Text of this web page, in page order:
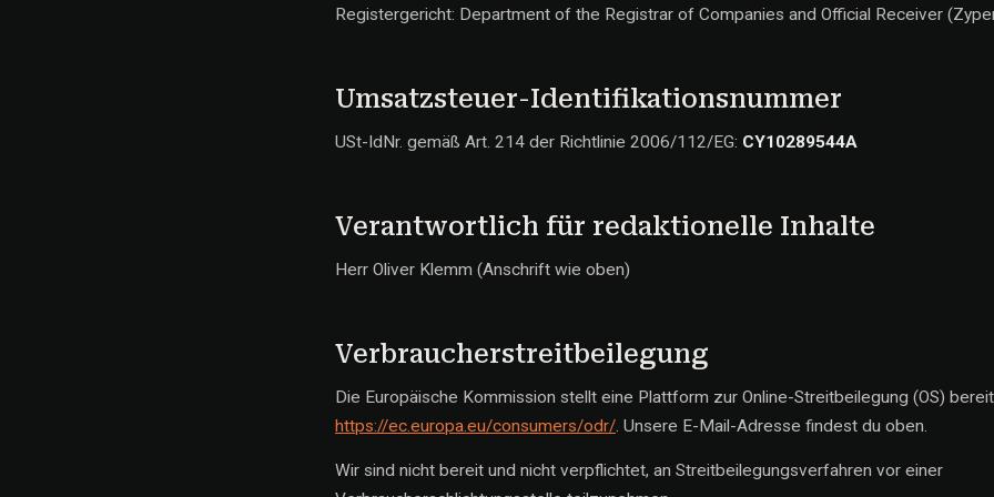
Registergericht: Department of the Registrar of Companies and Official Receiver
Umsatzsteuer-Identifikationsnummer
USt-IdNr. gemäß Art. 214 der Richtlinie 2006/112/EG: CY10289544A
Verantwortlich für redaktionelle Inhalte
Herr Oliver Klemm (Anschrift wie oben)
Verbraucherstreitbeilegung
Die Europäische Kommission stellt eine Plattform zur Online-Streitbeilegung (OS)
https://ec.europa.eu/consumers/odr/ . Unsere E-Mail-Adresse findest du oben.
Wir sind nicht bereit und nicht verpflichtet, an Streitbeilegungsverfahren vor einer